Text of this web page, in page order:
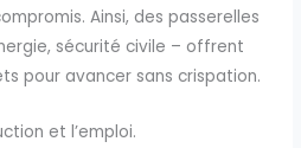
Ainsi, des passerelles
sécurité civile – offrent
pour avancer sans crispation.
et l’emploi.